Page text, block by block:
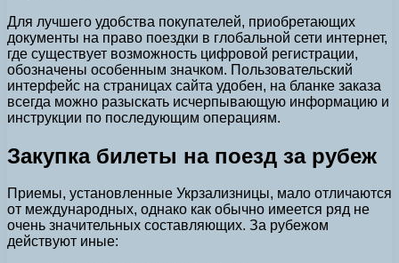
Для лучшего удобства покупателей, приобретающих
документы на право поездки в глобальной сети интернет,
где существует возможность цифровой регистрации,
обозначены особенным значком. Пользовательский
интерфейс на страницах сайта удобен, на бланке заказа
всегда можно разыскать исчерпывающую информацию и
инструкции по последующим операциям.
Закупка билеты на поезд за рубеж
Приемы, установленные Укрзализницы, мало отличаются
от международных, однако как обычно имеется ряд не
очень значительных составляющих. За рубежом
действуют иные: